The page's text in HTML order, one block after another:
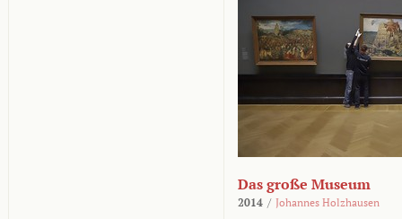
Das große Museum
2014 / Johannes Holzhausen